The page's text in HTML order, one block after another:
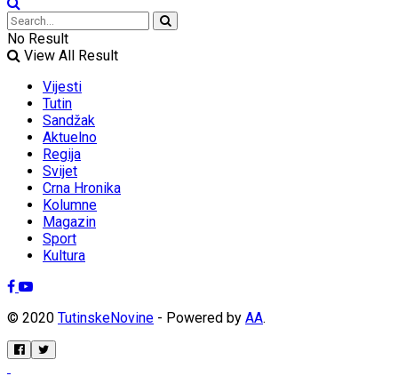
No Result
View All Result
Vijesti
Tutin
Sandžak
Aktuelno
Regija
Svijet
Crna Hronika
Kolumne
Magazin
Sport
Kultura
© 2020 TutinskeNovine - Powered by AA.